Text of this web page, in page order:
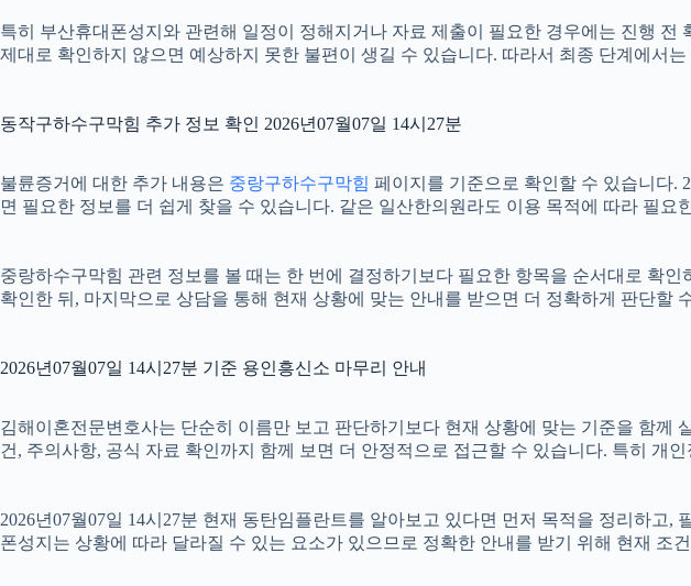
특히 부산휴대폰성지와 관련해 일정이 정해지거나 자료 제출이 필요한 경우에는 진행
제대로 확인하지 않으면 예상하지 못한 불편이 생길 수 있습니다. 따라서 최종 단계에서
동작구하수구막힘 추가 정보 확인 2026년07월07일 14시27분
불륜증거에 대한 추가 내용은 중랑구하수구막힘 페이지를 기준으로 확인할 수 있습니다.
면 필요한 정보를 더 쉽게 찾을 수 있습니다. 같은 일산한의원라도 이용 목적에 따라 필
중랑하수구막힘 관련 정보를 볼 때는 한 번에 결정하기보다 필요한 항목을 순서대로 확
확인한 뒤, 마지막으로 상담을 통해 현재 상황에 맞는 안내를 받으면 더 정확하게 판단할
2026년07월07일 14시27분 기준 용인흥신소 마무리 안내
김해이혼전문변호사는 단순히 이름만 보고 판단하기보다 현재 상황에 맞는 기준을 함께
건, 주의사항, 공식 자료 확인까지 함께 보면 더 안정적으로 접근할 수 있습니다. 특히 개
2026년07월07일 14시27분 현재 동탄임플란트를 알아보고 있다면 먼저 목적을 정리하
폰성지는 상황에 따라 달라질 수 있는 요소가 있으므로 정확한 안내를 받기 위해 현재